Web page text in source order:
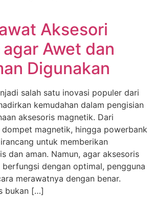
Aksesori
Awet dan
Digunakan
salah satu inovasi populer dari
kemudahan dalam pengisian
aksesoris magnetik. Dari
dompet magnetik, hingga powerbank
untuk memberikan
dan aman. Namun, agar aksesoris
dengan optimal, pengguna
merawatnya dengan benar.
bukan […]